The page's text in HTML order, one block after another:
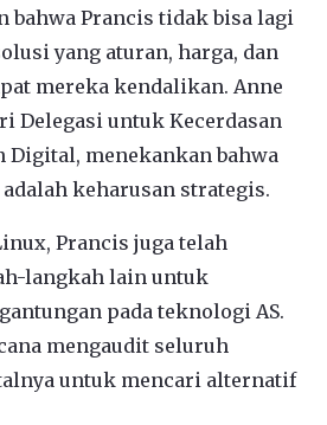
bahwa Prancis tidak bisa lagi
yang aturan, harga, dan
mereka kendalikan. Anne
Delegasi untuk Kecerdasan
Digital, menekankan bahwa
keharusan strategis.
Prancis juga telah
langkah lain untuk
pada teknologi AS.
mengaudit seluruh
untuk mencari alternatif